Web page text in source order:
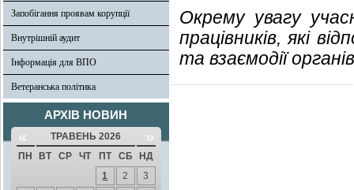
Запобігання проявам корупції
Внутрішній аудит
Інформація для ВПО
Ветеранська політика
АРХІВ НОВИН
« ТРАВЕНЬ 2026 »
ПН ВТ СР ЧТ ПТ СБ
НД
1
2
3
Окрему увагу
працівників, які
та взаємодії